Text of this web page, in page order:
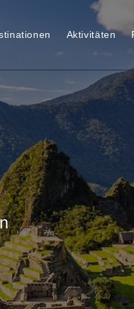
Aktivitäten